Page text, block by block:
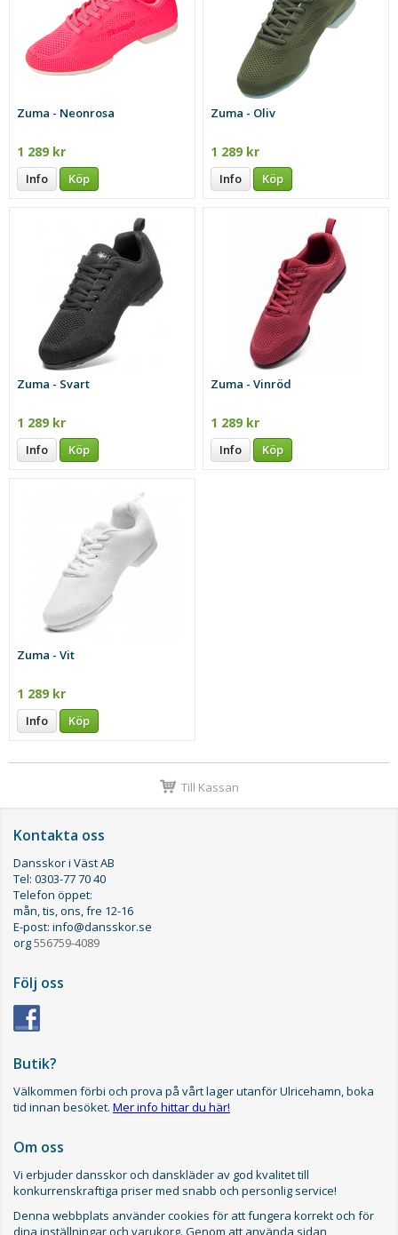
Zuma - Neonrosa
1 289 kr
Info Köp
Zuma - Oliv
1 289 kr
Info Köp
Zuma - Svart
1 289 kr
Info Köp
Zuma - Vinröd
1 289 kr
Info Köp
Zuma - Vit
1 289 kr
Info Köp
Till Kassan
Kontakta oss
Dansskor i Väst AB
Tel: 0303-77 70 40
Telefon öppet:
mån, tis, ons, fre 12-16
E-post: info@dansskor.se
org556759-4089
Följ oss
Butik?
Välkommen förbi och prova på vårt lager utanför Ulricehamn, boka
tid innan besöket. Mer info hittar du här!
Om oss
Vi erbjuder dansskor och danskläder av god kvalitet till
konkurrenskraftiga priser med snabb och personlig service!
Denna webbplats använder cookies för att fungera korrekt och för
dina inställningar och varukorg. Genom att använda sidan